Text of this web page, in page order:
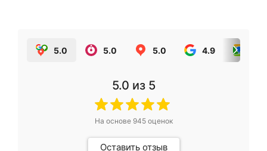
5.0 5.0 5.0 4.9
5.0 из 5
На основе 945оценок
Оставить отзыв